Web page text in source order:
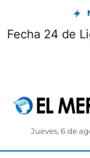
Fecha 24 de
Jueves, 6 de